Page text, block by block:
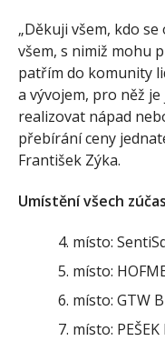
„Děkuji všem, kdo
všem, s nimiž mohu
patřím do komunity
a vývojem, pro něž
realizovat nápad
přebírání ceny
František Zýka.
Umístění všech
místo:
místo:
místo: GTW
místo: